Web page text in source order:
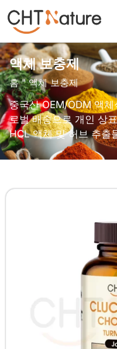
액체 보충제
홈"액체 보충제
중국산 OEM/ODM 액
로벌 배송으로 개인 상
HCL 액체 및 허브 추출